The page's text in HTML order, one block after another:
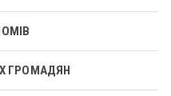
ГРОМАДЯН